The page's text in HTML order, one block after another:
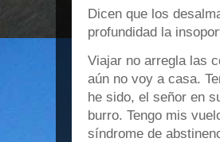
Dicen que los
profundidad la
Viajar no arregla las
aún no voy a casa.
he sido, el señor en
burro. Tengo mis
síndrome de